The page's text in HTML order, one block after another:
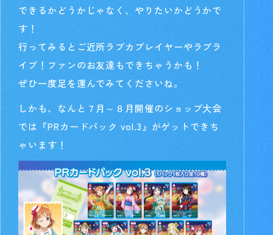
できるかどうかじゃなく、やりたいかどうかで
す！
行ってみるとご近所ラブカプレイヤーやラブラ
イブ！ファンのお友達もできちゃうかも！
ぜひ一度足を運んでみてくださいね。
しかも、なんと７月～８月開催のショップ大会
では『PRカードパック vol.3』がゲットできち
ゃいます！